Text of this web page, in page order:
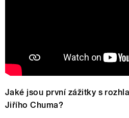
Jaké jsou první zážitky s
Jiřího Chuma?